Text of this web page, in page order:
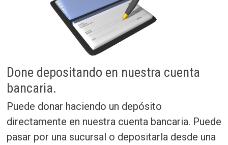
Done depositando en nuestra cuenta
bancaria.
Puede donar haciendo un depósito
directamente en nuestra cuenta bancaria. Puede
pasar por una sucursal o depositarla desde una